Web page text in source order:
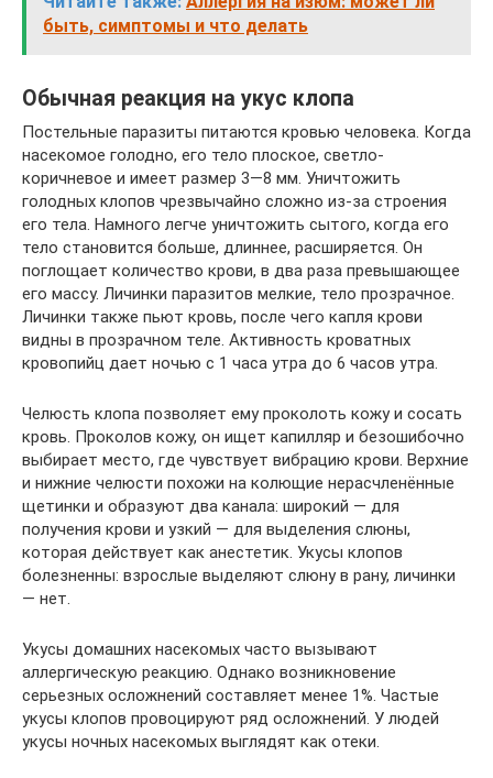
быть, симптомы и что делать
Обычная реакция на укус клопа
Постельные паразиты питаются кровью человека. Когда
насекомое голодно, его тело плоское, светло-
коричневое и имеет размер 3—8 мм. Уничтожить
голодных клопов чрезвычайно сложно из-за строения
его тела. Намного легче уничтожить сытого, когда его
тело становится больше, длиннее, расширяется. Он
поглощает количество крови, в два раза превышающее
его массу. Личинки паразитов мелкие, тело прозрачное.
Личинки также пьют кровь, после чего капля крови
видны в прозрачном теле. Активность кроватных
кровопийц дает ночью с 1 часа утра до 6 часов утра.
Челюсть клопа позволяет ему проколоть кожу и сосать
кровь. Проколов кожу, он ищет капилляр и безошибочно
выбирает место, где чувствует вибрацию крови. Верхние
и нижние челюсти похожи на колющие нерасчленённые
щетинки и образуют два канала: широкий — для
получения крови и узкий — для выделения слюны,
которая действует как анестетик. Укусы клопов
болезненны: взрослые выделяют слюну в рану, личинки
— нет.
Укусы домашних насекомых часто вызывают
аллергическую реакцию. Однако возникновение
серьезных осложнений составляет менее 1%. Частые
укусы клопов провоцируют ряд осложнений. У людей
укусы ночных насекомых выглядят как отеки.